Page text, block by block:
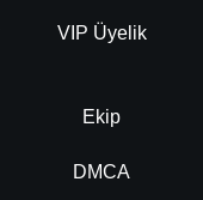
VIP Üyelik
Ekip
DMCA